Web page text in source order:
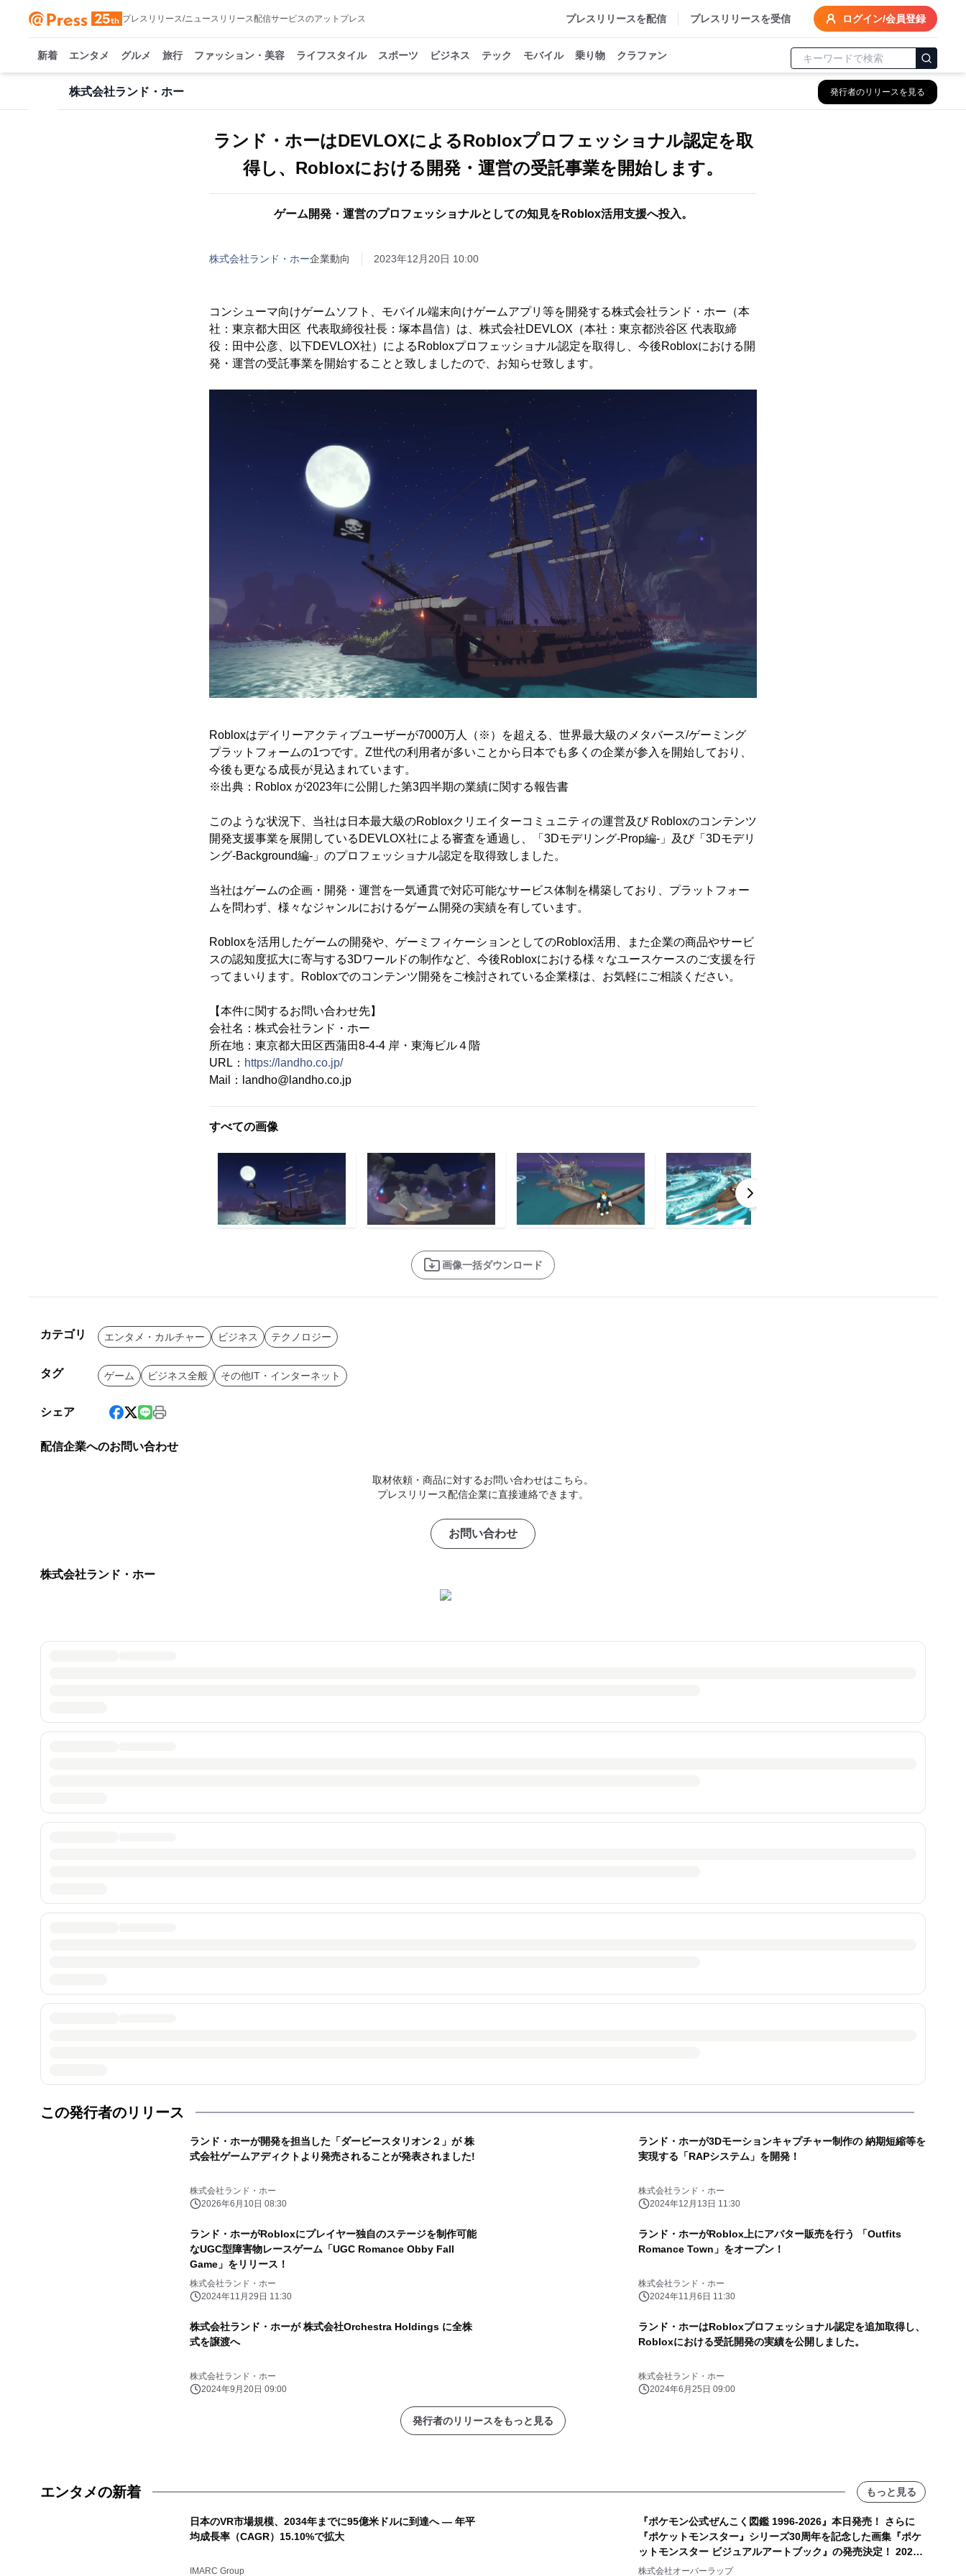
プレスリリース/ニュースリリース配信サービスのアットプレス プレスリリースを配信 プレスリリースを受信 ログイン/会員登録
新着 エンタメ グルメ 旅行 ファッション・美容 ライフスタイル スポーツ ビジネス テック モバイル 乗り物 クラファン
株式会社ランド・ホー 発行者のリリースを見る
ランド・ホーはDEVLOXによるRobloxプロフェッショナル認定を取
得し、Robloxにおける開発・運営の受託事業を開始します。
ゲーム開発・運営のプロフェッショナルとしての知見をRoblox活用支援へ投入。
株式会社ランド・ホー企業動向 2023年12月20日 10:00
コンシューマ向けゲームソフト、モバイル端末向けゲームアプリ等を開発する株式会社ランド・ホー（本
社：東京都大田区 代表取締役社長：塚本昌信）は、株式会社DEVLOX（本社：東京都渋谷区 代表取締
役：田中公彦、以下DEVLOX社）によるRobloxプロフェッショナル認定を取得し、今後Robloxにおける開
発・運営の受託事業を開始することと致しましたので、お知らせ致します。
Robloxはデイリーアクティブユーザーが7000万人（※）を超える、世界最大級のメタバース/ゲーミング
プラットフォームの1つです。Z世代の利用者が多いことから日本でも多くの企業が参入を開始しており、
今後も更なる成長が見込まれています。
※出典：Roblox が2023年に公開した第3四半期の業績に関する報告書
このような状況下、当社は日本最大級のRobloxクリエイターコミュニティの運営及び Robloxのコンテンツ
開発支援事業を展開しているDEVLOX社による審査を通過し、「3Dモデリング-Prop編-」及び「3Dモデリ
ング-Background編-」のプロフェッショナル認定を取得致しました。
当社はゲームの企画・開発・運営を一気通貫で対応可能なサービス体制を構築しており、プラットフォー
ムを問わず、様々なジャンルにおけるゲーム開発の実績を有しています。
Robloxを活用したゲームの開発や、ゲーミフィケーションとしてのRoblox活用、また企業の商品やサービ
スの認知度拡大に寄与する3Dワールドの制作など、今後Robloxにおける様々なユースケースのご支援を行
ってまいります。Robloxでのコンテンツ開発をご検討されている企業様は、お気軽にご相談ください。
【本件に関するお問い合わせ先】
会社名：株式会社ランド・ホー
所在地：東京都大田区西蒲田8-4-4 岸・東海ビル４階
URL： https://landho.co.jp/
Mail：landho@landho.co.jp
すべての画像
画像一括ダウンロード
カテゴリ エンタメ・カルチャー ビジネス テクノロジー
タグ ゲーム ビジネス全般 その他IT・インターネット
シェア
配信企業へのお問い合わせ
取材依頼・商品に対するお問い合わせはこちら。
プレスリリース配信企業に直接連絡できます。
お問い合わせ
株式会社ランド・ホー
この発行者のリリース
ランド・ホーが開発を担当した「ダービースタリオン２」が 株
式会社ゲームアディクトより発売されることが発表されました!
株式会社ランド・ホー
2026年6月10日 08:30
ランド・ホーが3Dモーションキャプチャー制作の 納期短縮等を
実現する「RAPシステム」を開発！
株式会社ランド・ホー
2024年12月13日 11:30
ランド・ホーがRobloxにプレイヤー独自のステージを制作可能
なUGC型障害物レースゲーム「UGC Romance Obby Fall
Game」をリリース！
株式会社ランド・ホー
2024年11月29日 11:30
ランド・ホーがRoblox上にアバター販売を行う 「Outfits
Romance Town」をオープン！
株式会社ランド・ホー
2024年11月6日 11:30
株式会社ランド・ホーが 株式会社Orchestra Holdings に全株
式を譲渡へ
株式会社ランド・ホー
2024年9月20日 09:00
ランド・ホーはRobloxプロフェッショナル認定を追加取得し、
Robloxにおける受託開発の実績を公開しました。
株式会社ランド・ホー
2024年6月25日 09:00
発行者のリリースをもっと見る
エンタメの新着 もっと見る
日本のVR市場規模、2034年までに95億米ドルに到達へ ― 年平
均成長率（CAGR）15.10%で拡大
IMARC Group
『ポケモン公式ぜんこく図鑑 1996-2026』本日発売！ さらに
『ポケットモンスター』シリーズ30周年を記念した画集『ポケ
ットモンスター ビジュアルアートブック』の発売決定！ 2026
年12月18日（金）、3冊同時発売！
株式会社オーバーラップ